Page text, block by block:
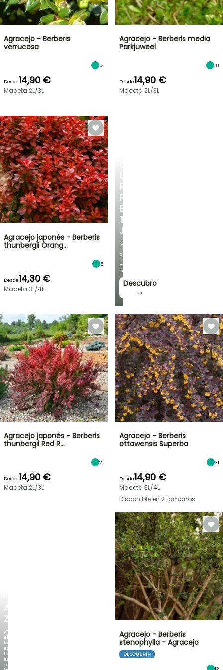
UN
RINCÓN
FRESCO
EN
TU
JARDÍN
¡Con
nuestras
plantas
trepadoras
más
bonitas!
Descubro
→
AGAPANTHUS
ZAMBEZI
¡Cuando
el
follaje
es
tan
espectacular
como
Agracejo - Berberis
verrucosa
12
Desde14,90 €
Maceta 2L/3L
Agracejo - Berberis media
Parkjuweel
19
Desde14,90 €
Maceta 2L/3L
Agracejo japonés - Berberis
thunbergii Orang…
5
Desde14,30 €
Maceta 3L/4L
Agracejo japonés - Berberis
thunbergii Red R…
21
Desde14,90 €
Maceta 2L/3L
Agracejo - Berberis
ottawensis Superba
31
Desde14,90 €
Maceta 3L/4L
Disponible en 2 tamaños
Agracejo - Berberis
stenophylla - Agracejo
DESCUBRIR
12